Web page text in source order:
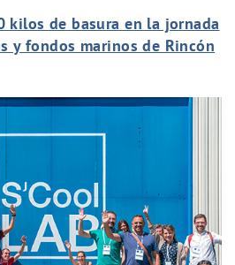
kilos de basura en la jornada
y fondos marinos de Rincón